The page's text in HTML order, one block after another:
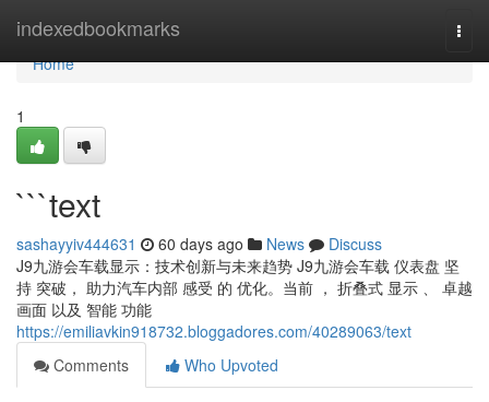
indexedbookmarks
Home
Home
1
```text
sashayyiv444631 60 days ago News
Discuss
J9九游会车载显示：技术创新与未来趋势 J9九游会车载 仪表盘 坚
持 突破， 助力汽车内部 感受 的 优化。当前 ， 折叠式 显示 、 卓越
画面 以及 智能 功能
https://emiliavkin918732.bloggadores.com/40289063/text
Comments
Who Upvoted